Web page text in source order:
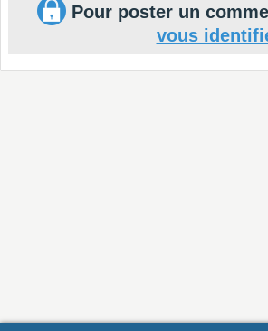
Pour poster un
vous